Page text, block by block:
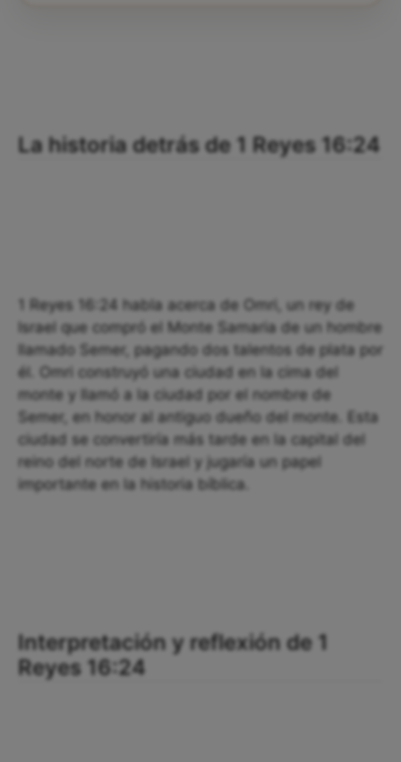
La historia detrás de 1 Reyes 16:24
1 Reyes 16:24 habla acerca de Omri, un rey de
Israel que compró el Monte Samaria de un hombre
llamado Semer, pagando dos talentos de plata por
él. Omri construyó una ciudad en la cima del
monte y llamó a la ciudad por el nombre de
Semer, en honor al antiguo dueño del monte. Esta
ciudad se convertiría más tarde en la capital del
reino del norte de Israel y jugaría un papel
importante en la historia bíblica.
Interpretación y reflexión de 1
Reyes 16:24